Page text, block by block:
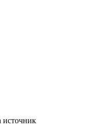
источник